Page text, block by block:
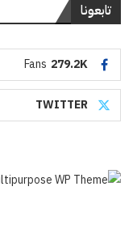
تابعونا
279.2K
Fans
TWITTER